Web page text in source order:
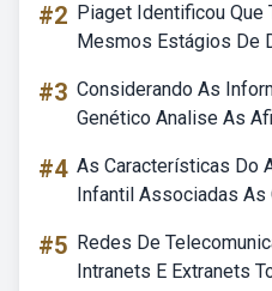
#2 Piaget Identificou
Mesmos Estágios De
#3 Considerando As
Genético Analise As
#4 As Características Do
Infantil Associadas As
#5 Redes De
Intranets E Extranets